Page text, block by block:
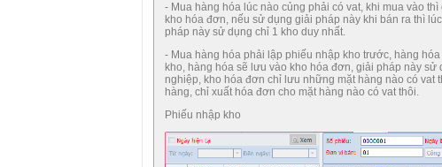
- Mua hàng hóa lúc nào củng phải có vat, khi mua vào
kho hóa đơn, nếu sử dụng giải pháp này khi bán ra thì
pháp này sử dụng chỉ 1 kho duy nhất.
- Mua hàng hóa phải lập phiếu nhập kho trước, hàng
kho, hàng hóa sẽ lưu vào kho hóa đơn, giải pháp này
nghiệp, kho hóa đơn chỉ lưu những mặt hàng nào có vat
hàng, chỉ xuất hóa đơn cho mặt hàng nào có vat thôi.
Phiếu nhập kho